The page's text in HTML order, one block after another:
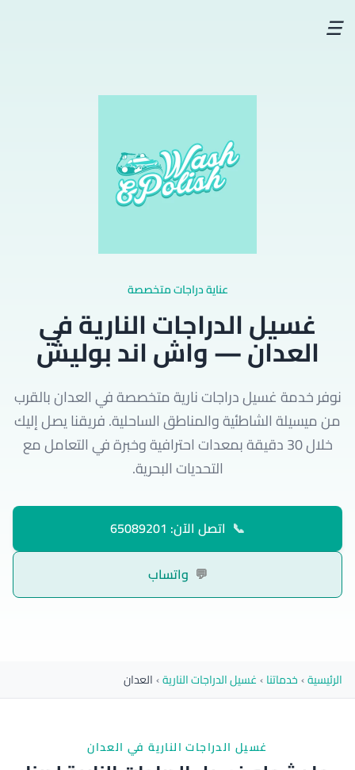
☰
عناية دراجات متخصصة
غسيل الدراجات النارية في
العدان — واش اند بوليش
نوفر خدمة غسيل دراجات نارية متخصصة في العدان بالقرب
من ميسيلة الشاطئية والمناطق الساحلية. فريقنا يصل إليك
خلال 30 دقيقة بمعدات احترافية وخبرة في التعامل مع
التحديات البحرية.
📞 اتصل الآن: 65089201
💬 واتساب
الرئيسية›خدماتنا›غسيل الدراجات النارية›العدان
غسيل الدراجات النارية في العدان